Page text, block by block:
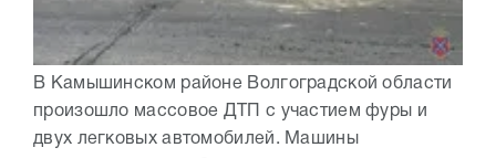
В Камышинском районе Волгоградской области
произошло массовое ДТП с участием фуры и
двух легковых автомобилей. Машины